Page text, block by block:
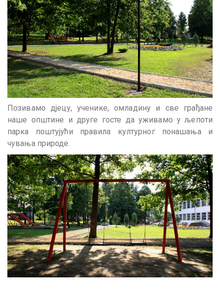
Позивамо дјецу, ученике, омладину и све грађане
наше општине и друге госте да уживамо у љепоти
парка поштујући правила културног понашања и
чувања природе.